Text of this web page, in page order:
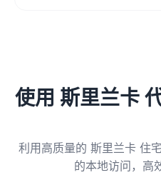
使用 斯里兰卡
利用高质量的 斯里兰卡 住
的本地访问，高